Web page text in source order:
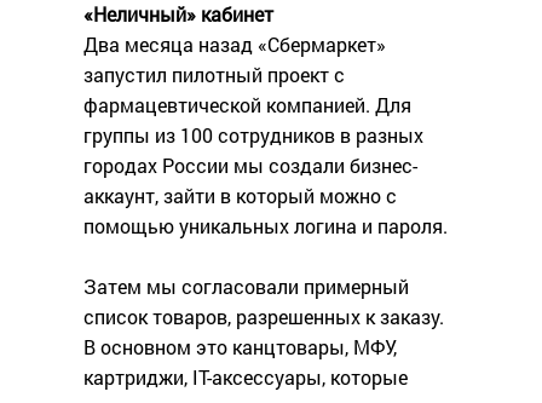
«Неличный» кабинет
Два месяца назад «Сбермаркет»
запустил пилотный проект с
фармацевтической компанией‎. Для
группы из 100 сотрудников в разных
городах России мы создали бизнес-
аккаунт, зайти в который можно с
помощью уникальных логина и пароля.
Затем мы согласовали примерный
список товаров, разрешенных к заказу.
В основном это канцтовары, МФУ,
картриджи, IT-аксессуары, которые